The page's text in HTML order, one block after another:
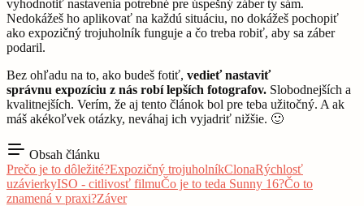
vyhodnotiť nastavenia potrebné pre úspešný záber ty sám.
Nedokážeš ho aplikovať na každú situáciu, no dokážeš pochopiť
ako expozičný trojuholník funguje a čo treba robiť, aby sa záber
podaril.
Bez ohľadu na to, ako budeš fotiť, vedieť nastaviť
správnu expozíciu z nás robí lepších fotografov. Slobodnejších a
kvalitnejších. Verím, že aj tento článok bol pre teba užitočný. A ak
máš akékoľvek otázky, neváhaj ich vyjadriť nižšie. 🙂
Obsah článku
Prečo je to dôležité?Expozičný trojuholníkClonaRýchlosť
uzávierkyISO - citlivosť filmuČo je to teda Sunny 16?Čo to
znamená v praxi?Záver